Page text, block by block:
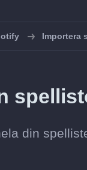
Importera
din